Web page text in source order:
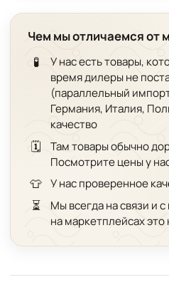
Чем мы отличаемся от
🧪
У нас есть товары,
время дилеры не
(параллельный
Германия, Италия,
качество
🗓️
Там товары обычно
Посмотрите цены у
👕 У нас проверенное
⏳
Мы всегда на связи и
на маркетплейсах это